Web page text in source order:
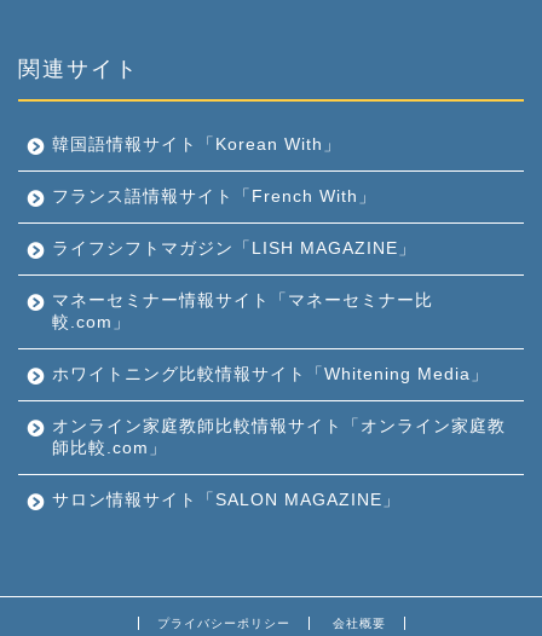
関連サイト
韓国語情報サイト「Korean With」
フランス語情報サイト「French With」
ライフシフトマガジン「LISH MAGAZINE」
マネーセミナー情報サイト「マネーセミナー比
較.com」
ホワイトニング比較情報サイト「Whitening Media」
オンライン家庭教師比較情報サイト「オンライン家庭教
師比較.com」
サロン情報サイト「SALON MAGAZINE」
プライバシーポリシー 会社概要